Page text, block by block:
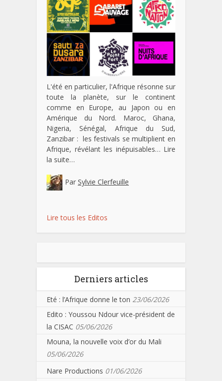
L'été en particulier, l'Afrique résonne sur
toute la planète, sur le continent
comme en Europe, au Japon ou en
Amérique du Nord. Maroc, Ghana,
Nigeria, Sénégal, Afrique du Sud,
Zanzibar : les festivals se multiplient en
Afrique, révélant les inépuisables… Lire
la suite…
Par Sylvie Clerfeuille
Lire tous les Editos
Derniers articles
Eté : l’Afrique donne le ton 23/06/2026
Edito : Youssou Ndour vice-président de
la CISAC 05/06/2026
Mouna, la nouvelle voix d’or du Mali
05/06/2026
Nare Productions 01/06/2026